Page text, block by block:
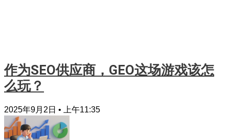
作为SEO供应商，GEO这场游戏该怎
么玩？
2025年9月2日 上午11:35